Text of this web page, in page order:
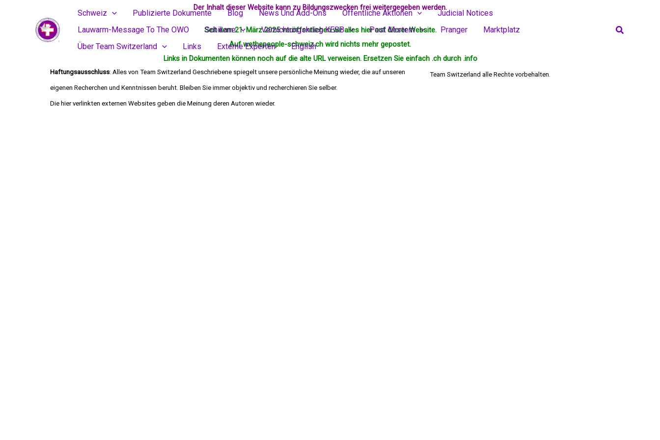
Schweiz Publizierte Dokumente Blog News Und Add-Ons Öffentliche Aktionen
Judicial Notices
Lauwarm-Message To The OWO
Schikane Vernichtungskrieg KESB Post Mortem Pranger
Marktplatz
Über Team Switzerland
Links Externe Experten English
Search
Der Inhalt dieser Website kann zu Bildungszwecken frei weitergegeben werden.
Seit dem 21. März 2025 veröffentlichen wir alles hier auf dieser Website.
Auf wethepeople-schweiz.ch wird nichts mehrgepostet.
Links in Dokumenten können noch auf die alte URL verweisen. Ersetzen Sie einfach .ch durch .info
Haftungsausschluss: Alles von Team Switzerland Geschriebene spiegelt unsere persönliche Meinung wieder, die auf unseren
eigenen Recherchen und Kenntnissen beruht. Bleiben Sie immer objektiv und recherchieren Sie selber.
Die hier verlinkten externen Websites geben die Meinung deren Autoren wieder.
Team Switzerland alle Rechte vorbehalten.